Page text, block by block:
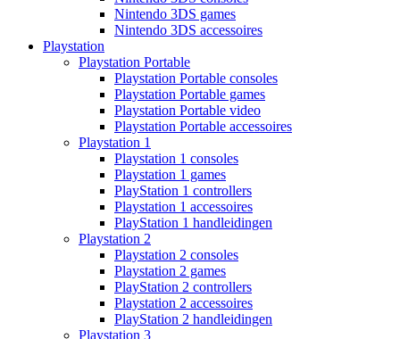
Nintendo 3DS games
Nintendo 3DS accessoires
Playstation
Playstation Portable
Playstation Portable consoles
Playstation Portable games
Playstation Portable video
Playstation Portable accessoires
Playstation 1
Playstation 1 consoles
Playstation 1 games
PlayStation 1 controllers
Playstation 1 accessoires
PlayStation 1 handleidingen
Playstation 2
Playstation 2 consoles
Playstation 2 games
PlayStation 2 controllers
Playstation 2 accessoires
PlayStation 2 handleidingen
Playstation 3